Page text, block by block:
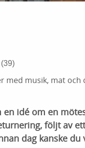
(39)
med musik, mat och
en idé om en
följt av
dag kanske du